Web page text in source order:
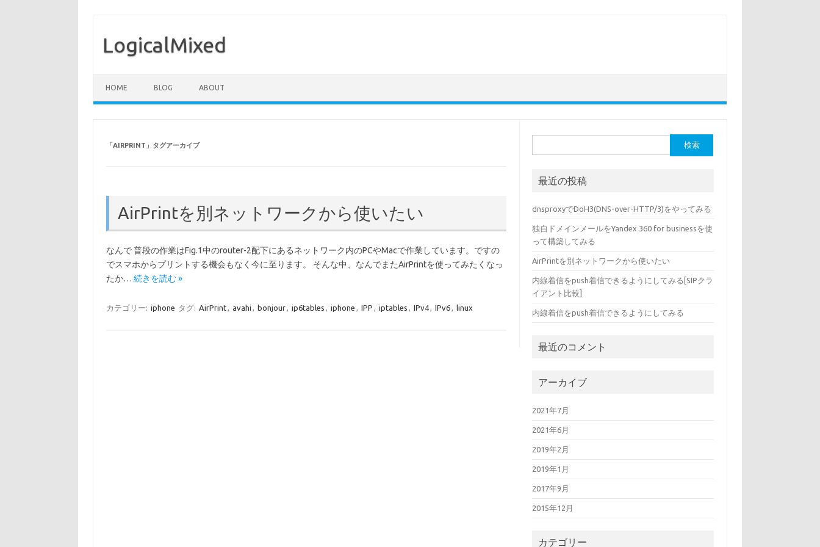
LogicalMixed
HOME BLOG ABOUT
「AIRPRINT 」タグアーカイブ
AirPrintを別ネットワークから使いたい
なんで 普段の作業はFig.1中のrouter-2配下にあるネットワーク内のPCやMacで作業しています。ですの
でスマホからプリントする機会もなく今に至ります。 そんな中、なんでまたAirPrintを使ってみたくなっ
たか… 続きを読む »
カテゴリー: iphone タグ: AirPrint, avahi , bonjour, ip6tables , iphone , IPP , iptables , IPv4, IPv6, linux
索:
最近の投稿
dnsproxyでDoH3(DNS-over-HTTP/3)をやってみる
独自ドメインメールをYandex 360 for businessを使
って構築してみる
AirPrintを別ネットワークから使いたい
内線着信をpush着信できるようにしてみる[SIPクラ
イアント比較]
内線着信をpush着信できるようにしてみる
最近のコメント
アーカイブ
2021年7月
2021年6月
2019年2月
2019年1月
2017年9月
2015年12月
カテゴリー